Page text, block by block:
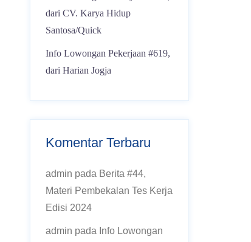
dari CV. Karya Hidup
Santosa/Quick
Info Lowongan Pekerjaan #619,
dari Harian Jogja
Komentar Terbaru
admin pada Berita #44,
Materi Pembekalan Tes Kerja
Edisi 2024
admin pada Info Lowongan